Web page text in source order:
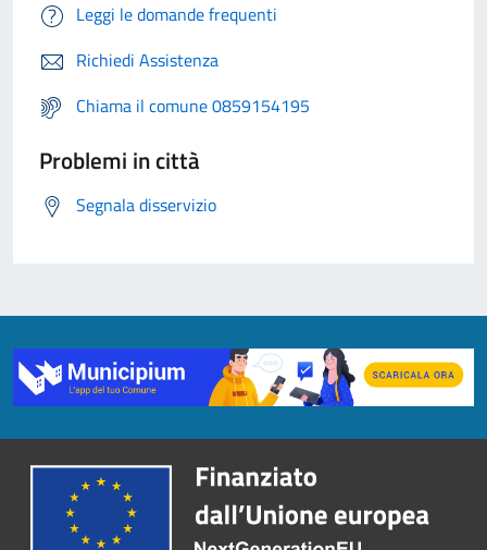
Leggi le domande frequenti
Richiedi Assistenza
Chiama il comune 0859154195
Problemi in città
Segnala disservizio